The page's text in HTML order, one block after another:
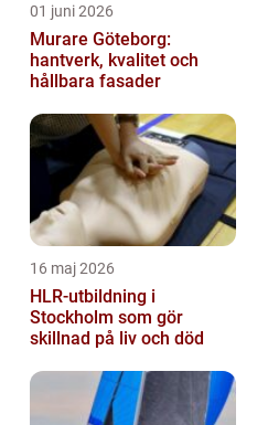
01 juni 2026
Murare Göteborg:
hantverk, kvalitet och
hållbara fasader
16 maj 2026
HLR-utbildning i
Stockholm som gör
skillnad på liv och död